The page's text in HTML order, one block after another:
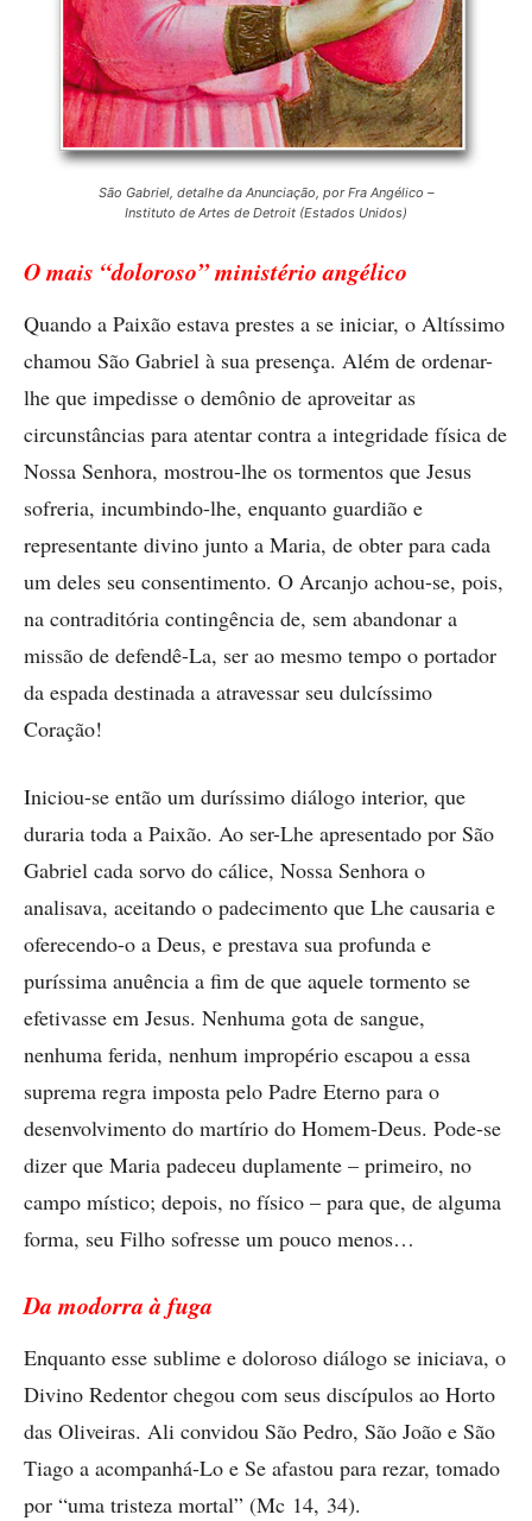
São Gabriel, detalhe da Anunciação, por Fra Angélico –
Instituto de Artes de Detroit (Estados Unidos)
O mais “doloroso” ministério angélico
Quando a Paixão estava prestes a se iniciar, o Altíssimo
chamou São Gabriel à sua presença. Além de ordenar-
lhe que impedisse o demônio de aproveitar as
circunstâncias para atentar contra a integridade física de
Nossa Senhora, mostrou-lhe os tormentos que Jesus
sofreria, incumbindo-lhe, enquanto guardião e
representante divino junto a Maria, de obter para cada
um deles seu consentimento. O Arcanjo achou-se, pois,
na contraditória contingência de, sem abandonar a
missão de defendê-La, ser ao mesmo tempo o portador
da espada destinada a atravessar seu dulcíssimo
Coração!
Iniciou-se então um duríssimo diálogo interior, que
duraria toda a Paixão. Ao ser-Lhe apresentado por São
Gabriel cada sorvo do cálice, Nossa Senhora o
analisava, aceitando o padecimento que Lhe causaria e
oferecendo-o a Deus, e prestava sua profunda e
puríssima anuência a fim de que aquele tormento se
efetivasse em Jesus. Nenhuma gota de sangue,
nenhuma ferida, nenhum impropério escapou a essa
suprema regra imposta pelo Padre Eterno para o
desenvolvimento do martírio do Homem-Deus. Pode-se
dizer que Maria padeceu duplamente – primeiro, no
campo místico; depois, no físico – para que, de alguma
forma, seu Filho sofresse um pouco menos…
Da modorra à fuga
Enquanto esse sublime e doloroso diálogo se iniciava, o
Divino Redentor chegou com seus discípulos ao Horto
das Oliveiras. Ali convidou São Pedro, São João e São
Tiago a acompanhá-Lo e Se afastou para rezar, tomado
por “uma tristeza mortal” (Mc 14, 34).